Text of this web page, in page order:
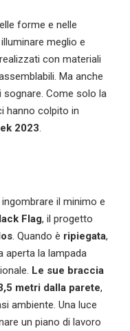
forme e nelle
meglio e
con materiali
Ma anche
sognare. Come solo la
hanno colpito in
2023.
il minimo e
Flag, il progetto
. Quando è ripiegata,
aperta la lampada
Le sue braccia
metri dalla parete,
ambiente. Una luce
un piano di lavoro